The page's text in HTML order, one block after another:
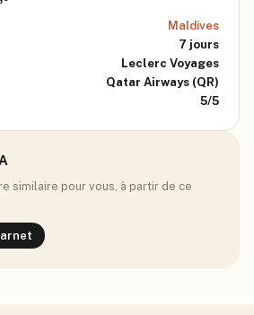
Maldives
7 jours
Leclerc Voyages
Qatar Airways (QR)
5/5
similaire pour vous, à partir de ce